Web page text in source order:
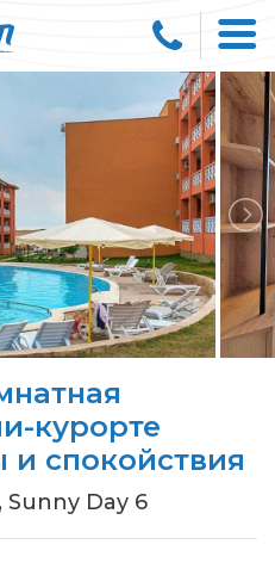
курорте
спокойствия
Day 6